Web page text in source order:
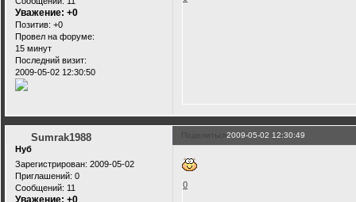
Уважение: +0
Позитив: +0
Провел на форуме:
15 минут
Последний визит:
2009-05-02 12:30:50
Поделиться2009-05-02 12:30:49
Sumrak1988
Нуб
Зарегистрирован: 2009-05-02
Приглашений: 0
Сообщений: 11 0